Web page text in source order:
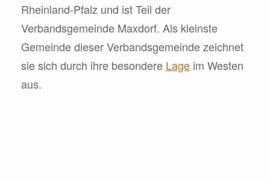
Rheinland-Pfalz und ist Teil der
Verbandsgemeinde Maxdorf. Als kleinste
Gemeinde dieser Verbandsgemeinde zeichnet
sie sich durch ihre besondere Lage im Westen
aus.